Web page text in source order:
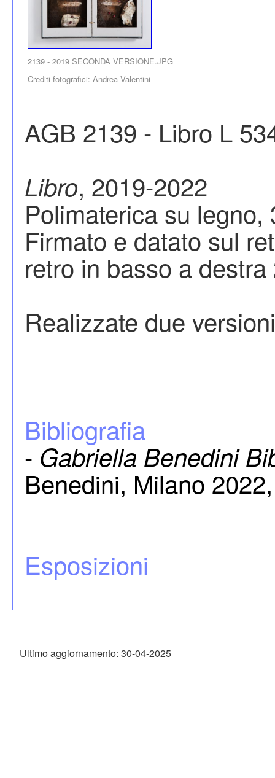
2139 - 2019 SECONDA VERSIONE.JPG
Crediti fotografici: Andrea Valentini
AGB 2139 - Libro L
Libro, 2019-2022
Polimaterica su
Firmato e datato sul
retro in basso a destra
Realizzate due
Bibliografia
- Gabriella Benedini
Benedini, Milano
Esposizioni
Ultimo aggiornamento: 30-04-2025